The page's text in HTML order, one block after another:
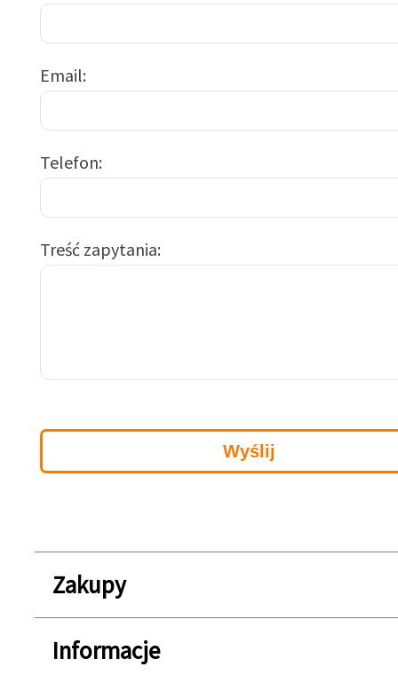
Email
Telefon
Treść zapytania
Zakupy
Informacje